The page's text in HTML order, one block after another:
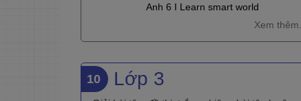
Anh 6 I Learn smart world
Xem thêm...
10 Lớp 3